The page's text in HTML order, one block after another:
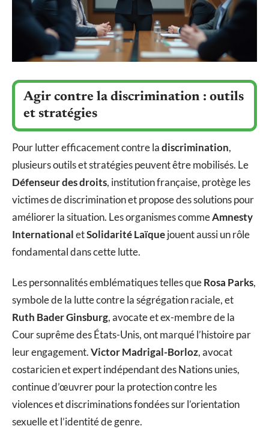
Agir contre la discrimination : outils
et stratégies
Pour lutter efficacement contre ladiscrimination,
plusieurs outils et stratégies peuvent être mobilisés. Le
Défenseur des droits, institution française, protège les
victimes de discrimination et propose des solutions pour
améliorer la situation. Les organismes commeAmnesty
InternationaletSolidarité Laïquejouent aussi un rôle
fondamental dans cette lutte.
Les personnalités emblématiques telles queRosa Parks,
symbole de la lutte contre la ségrégation raciale, et
Ruth Bader Ginsburg, avocate et ex-membre de la
Cour suprême des États-Unis, ont marqué l’histoire par
leur engagement.Victor Madrigal-Borloz, avocat
costaricien et expert indépendant des Nations unies,
continue d’œuvrer pour la protection contre les
violences et discriminations fondées sur l’orientation
sexuelle et l’identité de genre.